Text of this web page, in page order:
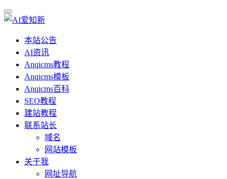
本站公告
AI资讯
Anqicms教程
Anqicms模板
Anqicms百科
SEO教程
建站教程
联系站长
域名
网站模板
关于我
网址导航